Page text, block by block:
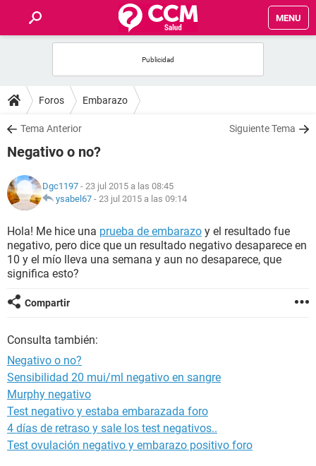
MENU
FOROS
SALUD
FAMILIA
NUTRICIÓN
BIENESTAR
SEXUALIDAD
GLOSARIO
Foros Embarazo
Tema Anterior Siguiente Tema
Negativo o no?
Dgc1197 - 23 jul 2015 a las 08:45
ysabel67 - 23 jul 2015 a las 09:14
Hola! Me hice una prueba de embarazo y el resultado fue
negativo, pero dice que un resultado negativo desaparece en
10 y el mío lleva una semana y aun no desaparece, que
significa esto?
Compartir
Consulta también:
Negativo o no?
Sensibilidad 20 mui/ml negativo en sangre
Murphy negativo
Test negativo y estaba embarazada foro
4 días de retraso y sale los test negativos..
Test ovulación negativo y embarazo positivo foro